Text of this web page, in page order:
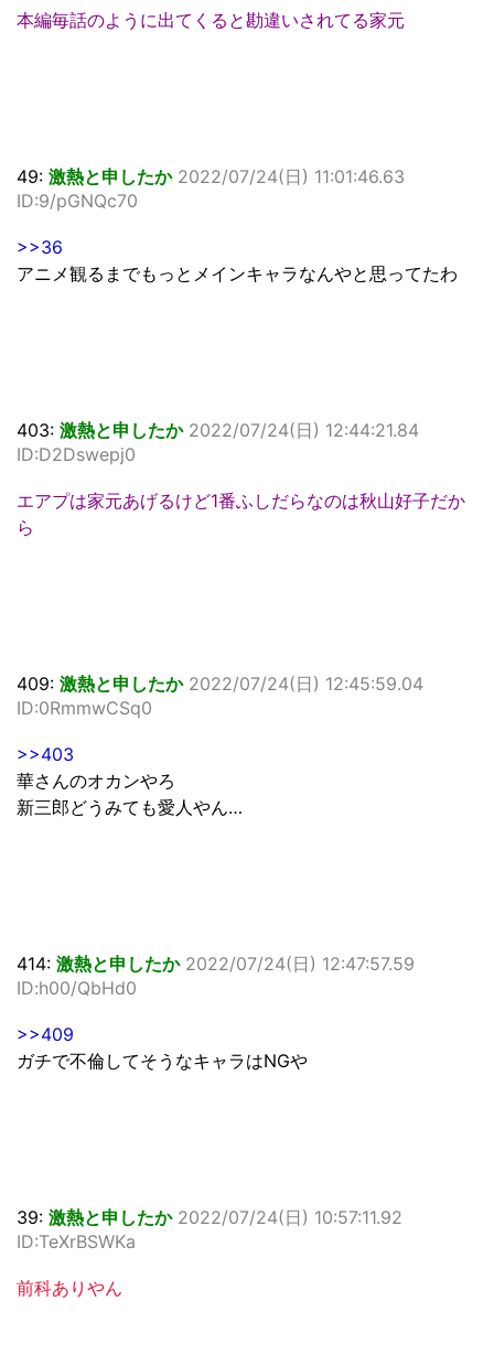
本編毎話のように出てくると勘違いされてる家元
49: 激熱と申したか 2022/07/24(日) 11:01:46.63
ID:9/pGNQc70
>>36
アニメ観るまでもっとメインキャラなんやと思ってたわ
403: 激熱と申したか 2022/07/24(日) 12:44:21.84
ID:D2Dswepj0
エアプは家元あげるけど1番ふしだらなのは秋山好子だか
ら
409: 激熱と申したか 2022/07/24(日) 12:45:59.04
ID:0RmmwCSq0
>>403
華さんのオカンやろ
新三郎どうみても愛人やん…
414: 激熱と申したか 2022/07/24(日) 12:47:57.59
ID:h00/QbHd0
>>409
ガチで不倫してそうなキャラはNGや
39: 激熱と申したか 2022/07/24(日) 10:57:11.92
ID:TeXrBSWKa
前科ありやん